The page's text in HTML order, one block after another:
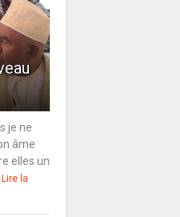
je ne
âme
elles un
Lire la